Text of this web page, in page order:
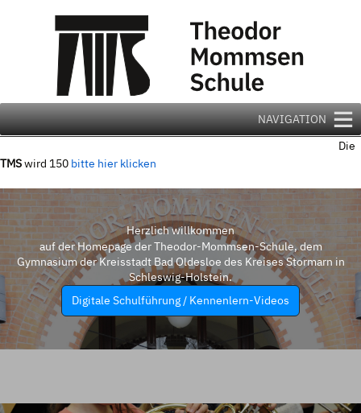
NAVIGATION
Die
TMSwird 150 bitte hier klicken
Herzlich willkommen
auf der Homepage der Theodor-Mommsen-Schule, dem
Gymnasium der Kreisstadt Bad Oldesloe des Kreises Stormarn in
Schleswig-Holstein.
Digitale Schulführung / Kennenlern-Videos